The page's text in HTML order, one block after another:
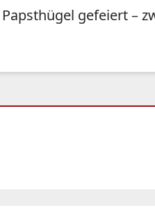
gefeiert –